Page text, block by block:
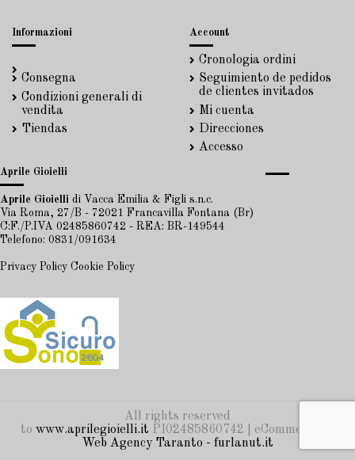
Informazioni
Consegna
Condizioni generali di
vendita
Tiendas
Account
Cronologia ordini
Seguimiento de pedidos
de clientes invitados
Mi cuenta
Direcciones
Accesso
Aprile Gioielli
Aprile Gioielli di Vacca Emilia & Figli s.n.c.
Via Roma, 27/B - 72021 Francavilla Fontana (Br)
C:F./P.IVA 02485860742 - REA: BR-149544
Telefono: 0831/091634
Privacy Policy Cookie Policy
All rights reserved
to www.aprilegioielli.it PI02485860742 | eCommerce by
Web Agency Taranto - furlanut.it